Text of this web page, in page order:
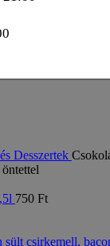
Desszertek
750 Ft
csirkemell,